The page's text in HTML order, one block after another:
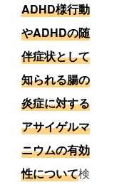
ADHD様行動
やADHDの随
伴症状として
知られる腸の
炎症に対する
アサイゲルマ
ニウムの有効
性について検